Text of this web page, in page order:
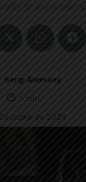
la
Sergi Alemany
1 min.
de 2024